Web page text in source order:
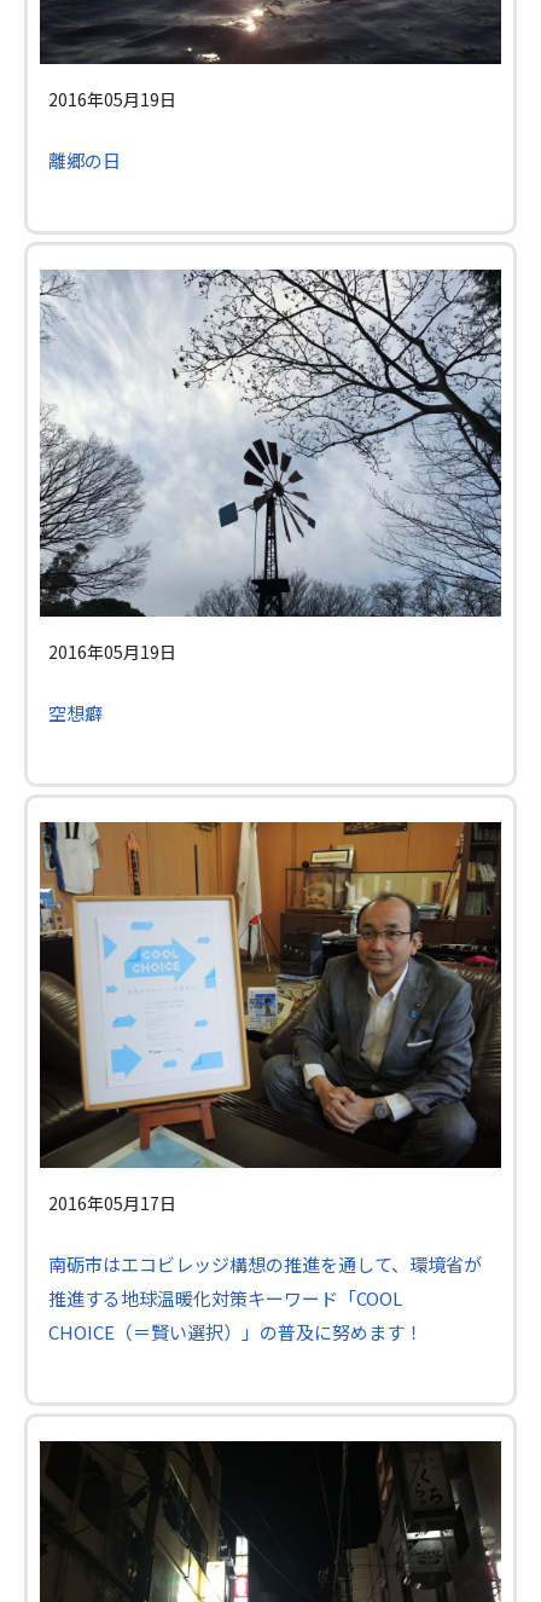
2016年05月19日
離郷の日
2016年05月19日
空想癖
2016年05月17日
南砺市はエコビレッジ構想の推進を通して、環境省が
推進する地球温暖化対策キーワード「COOL
CHOICE（＝賢い選択）」の普及に努めます！